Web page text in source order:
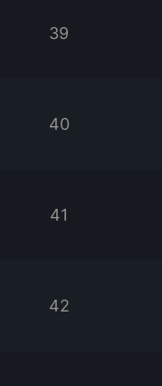
39
40
41
42